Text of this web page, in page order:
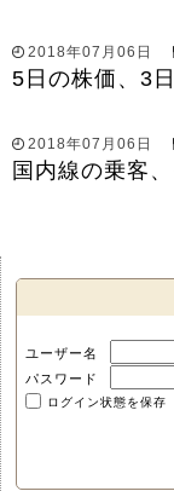
2018年07月06日
5日の株価、3
2018年07月06日
国内線の乗客
ユーザー名
パスワード
ログイン状態を保存